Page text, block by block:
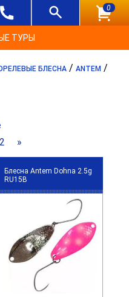
0
ТУРЫ
БЛЕСНА / ANTEM /
2 »
Блесна Antem Dohna 2.5g
RU15B